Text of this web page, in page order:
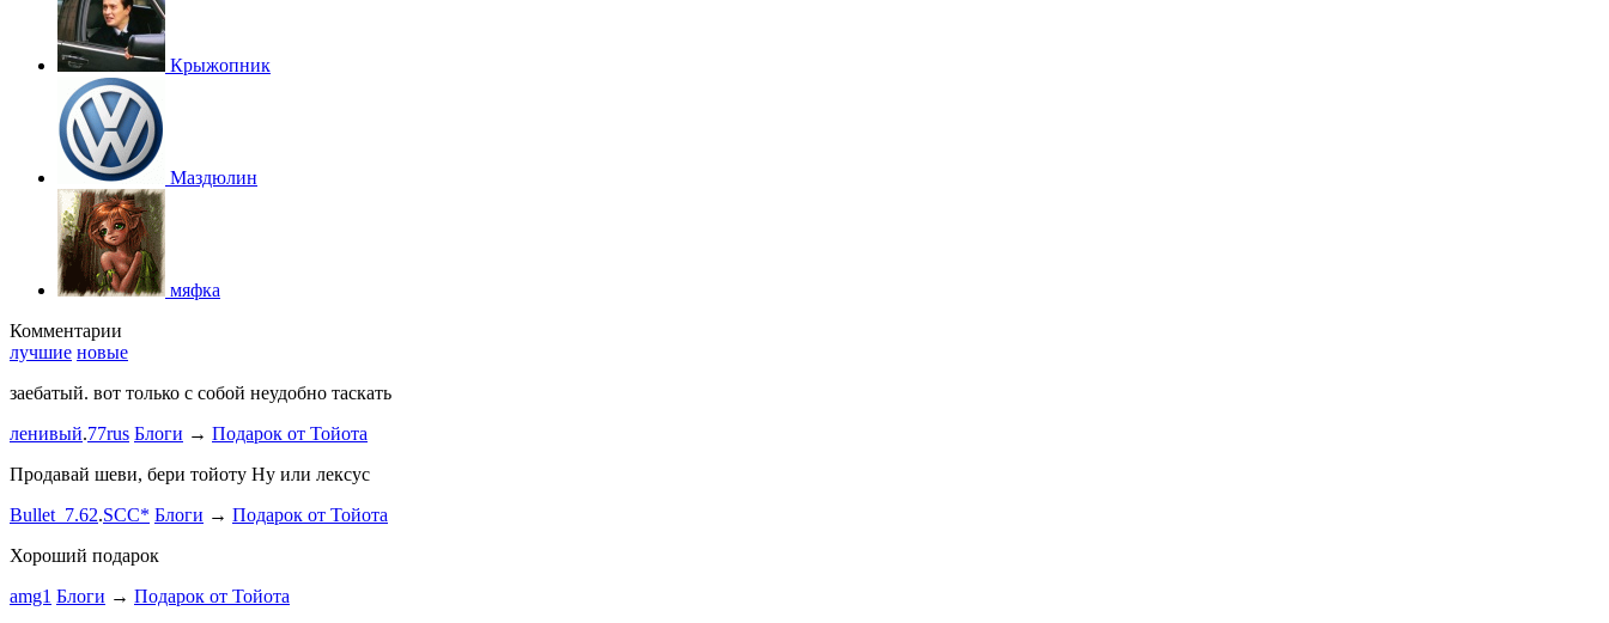
Крыжопник
Маздюлин
мяфка
Комментарии
лучшие новые
заебатый. вот только с собой неудобно таскать
ленивый.77rus Блоги → Подарок от Тойота
Продавай шеви, бери тойоту Ну или лексус
Bullet_7.62.SCC* Блоги → Подарок от Тойота
Хороший подарок
amg1 Блоги → Подарок от Тойота